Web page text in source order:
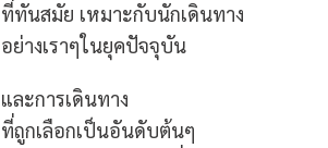
ที่ทันสมัย เหมาะกับนักเดินทาง
อย่างเราๆในยุคปัจจุบัน
และการเดินทาง
ที่ถูกเลือกเป็นอันดับต้นๆ